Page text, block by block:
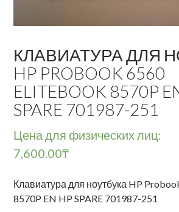
КЛАВИАТУРА ДЛЯ
HP PROBOOK 6560
ELITEBOOK 8570P
SPARE 701987-251
Цена для физических лиц:
7,600.00₸
Клавиатура для ноутбука HP
8570P EN HP SPARE 701987-251